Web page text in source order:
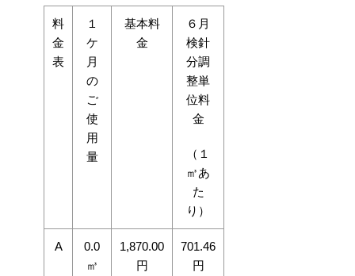
料
金
表
１
ケ
月
の
ご
使
用
量
基本料
金
６月
検針
分調
整単
位料
金
（１
㎥あ
た
り）
A
0.0
㎥
1,870.00
円
701.46
円